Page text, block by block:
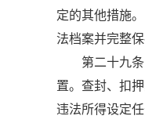
定的其他措施
法档案并完整
第二十九条
置。查封、扣
违法所得设定